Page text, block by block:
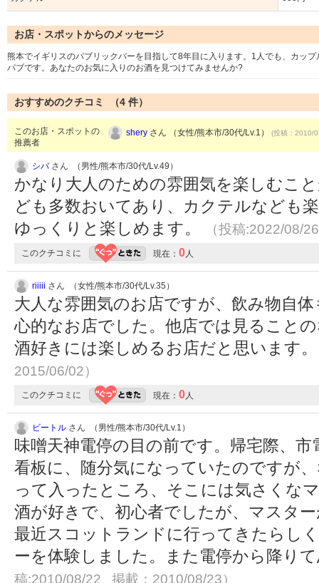
お店・スポットからのメッセージ
熊本でイギリスのパブリックバーを目指して8年目に入ります。1人でも、カッ
パブです。あなたのお気に入りのお酒を見つけてみませんか?
おすすめのクチコミ （4 件）
このお店・スポットの
推薦者
shery さん （女性/熊本市/30代/Lv.1） (投稿：2010/
シバさん （男性/熊本市/30代/Lv.49）
かなり大人のための雰囲気を楽しむこ
ども多数おいてあり、カクテルなども
ゆっくりと楽しめます。
（投稿:2022/08/
このクチコミに 現在： 0人
riiiii さん （女性/熊本市/30代/Lv.35）
大人な雰囲気のお店ですが、飲み物自
心的なお店でした。他店では見ること
酒好きには楽しめるお店だと思います
2015/06/02）
このクチコミに 現在： 0人
ビートル さん （男性/熊本市/30代/Lv.1）
味噌天神電停の目の前です。帰宅際、
看板に、随分気になっていたのですが
って入ったところ、そこには気さくな
酒が好きで、初心者でしたが、マスタ
最近スコットランドに行ってきたらし
ーを体験しました。また電停から降り
稿:2010/08/22 掲載：2010/08/23）